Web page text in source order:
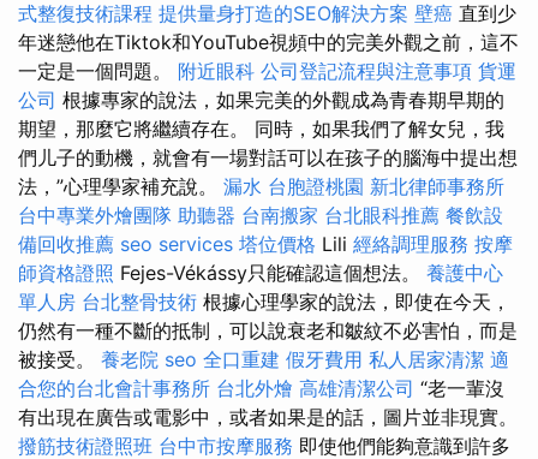
式整復技術課程 提供量身打造的SEO解決方案 壁癌 直到少
年迷戀他在Tiktok和YouTube視頻中的完美外觀之前，這不
一定是一個問題。 附近眼科 公司登記流程與注意事項 貨運
公司 根據專家的說法，如果完美的外觀成為青春期早期的
期望，那麼它將繼續存在。 同時，如果我們了解女兒，我
們儿子的動機，就會有一場對話可以在孩子的腦海中提出想
法，”心理學家補充說。 漏水 台胞證桃園 新北律師事務所
台中專業外燴團隊 助聽器 台南搬家 台北眼科推薦 餐飲設
備回收推薦 seo services 塔位價格 Lili 經絡調理服務 按摩
師資格證照 Fejes-Vékássy只能確認這個想法。 養護中心
單人房 台北整骨技術 根據心理學家的說法，即使在今天，
仍然有一種不斷的抵制，可以說衰老和皺紋不必害怕，而是
被接受。 養老院 seo 全口重建 假牙費用 私人居家清潔 適
合您的台北會計事務所 台北外燴 高雄清潔公司 “老一輩沒
有出現在廣告或電影中，或者如果是的話，圖片並非現實。
撥筋技術證照班 台中市按摩服務 即使他們能夠意識到許多